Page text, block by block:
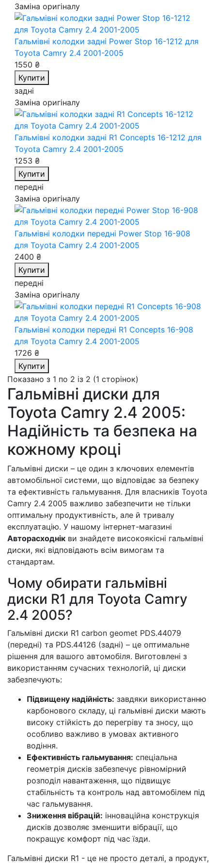
Заміна оригіналу
Гальмівні колодки задні Power Stop 16-1212 для
Toyota Camry 2.4 2001-2005
1550 ₴
Купити
задні
Заміна оригіналу
Гальмівні колодки задні R1 Concepts 16-1212 для
Toyota Camry 2.4 2001-2005
1253 ₴
Купити
передні
Заміна оригіналу
Гальмівні колодки передні Power Stop 16-908
для Toyota Camry 2.4 2001-2005
2400 ₴
Купити
передні
Заміна оригіналу
Гальмівні колодки передні R1 Concepts 16-908
для Toyota Camry 2.4 2001-2005
1726 ₴
Купити
Показано з 1 по 2 із 2 (1 сторінок)
Гальмівні диски для
Toyota Camry 2.4 2005:
Надійність та безпека на
кожному кроці
Гальмівні диски – це один з ключових елементів
автомобільної системи, що відповідає за безпеку
та ефективність гальмування. Для власників Toyota
Camry 2.4 2005 важливо забезпечити не тільки
оптимальну продуктивність, але й тривалу
експлуатацію. У нашому інтернет-магазині
Авторасходнік ви знайдете високоякісні гальмівні
диски, які відповідають всім вимогам та
стандартам.
Чому обирати гальмівні
диски R1 для Toyota Camry
2.4 2005?
Гальмівні диски R1 carbon geomet PDS.44079
(передні) та PDS.44126 (задні) – це оптимальне
рішення для вашого автомобіля. Виготовлені з
використанням сучасних технологій, ці диски
забезпечують:
Підвищену надійність: завдяки використанню
карбонового складу, ці гальмівні диски мають
високу стійкість до перегріву та зносу, що
особливо важливо в умовах активного
водіння.
Ефективність гальмування: спеціальна
геометрія дисків забезпечує рівномірний
розподіл навантаження, що підвищує
стабільність та контроль над автомобілем під
час гальмування.
Зниження вібрацій: інноваційна конструкція
дисків дозволяє зменшити вібрації, що
покращує комфорт під час їзди.
Гальмівні диски R1 - це не просто деталі, а продукт,